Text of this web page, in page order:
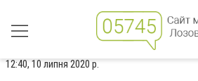
12:40, 10 липня 2020 р.